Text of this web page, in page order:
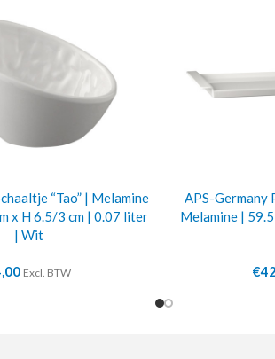
“Tao” | Melamine
x H 6.5/3 cm | 0.07 liter
| Wit
Excl. BTW
APS-Germany
Melamine | 59.5
€